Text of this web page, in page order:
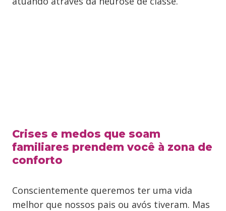
Crises e medos que soam
familiares prendem você à zona de
conforto
Conscientemente queremos ter uma vida
melhor que nossos pais ou avós tiveram. Mas